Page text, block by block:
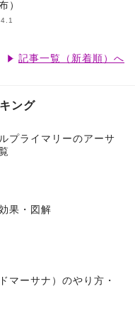
）
記事一覧（新着順）へ
ング
プライマリーのアーサ
果・図解
マーサナ）のやり方・